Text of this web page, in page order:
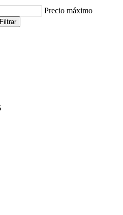
Precio máximo
Filtrar